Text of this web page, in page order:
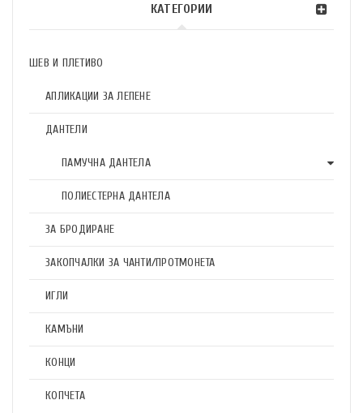
КАТЕГОРИИ
ШЕВ И ПЛЕТИВО
АПЛИКАЦИИ ЗА ЛЕПЕНЕ
ДАНТЕЛИ
ПАМУЧНА ДАНТЕЛА
ПОЛИЕСТЕРНА ДАНТЕЛА
ЗА БРОДИРАНЕ
ЗАКОПЧАЛКИ ЗА ЧАНТИ/ПРОТМОНЕТА
ИГЛИ
КАМЪНИ
КОНЦИ
КОПЧЕТА